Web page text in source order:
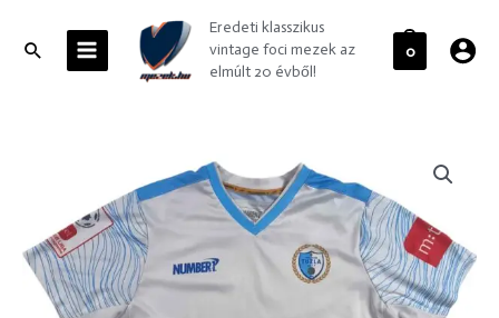
contentSearchMENU
Eredeti klasszikus
vintage foci mezek az
elmúlt 20 évből!
0
Number1
vendég